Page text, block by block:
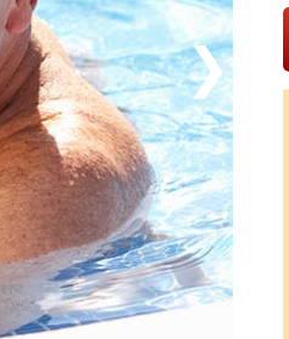
tilbage er der kun at sige